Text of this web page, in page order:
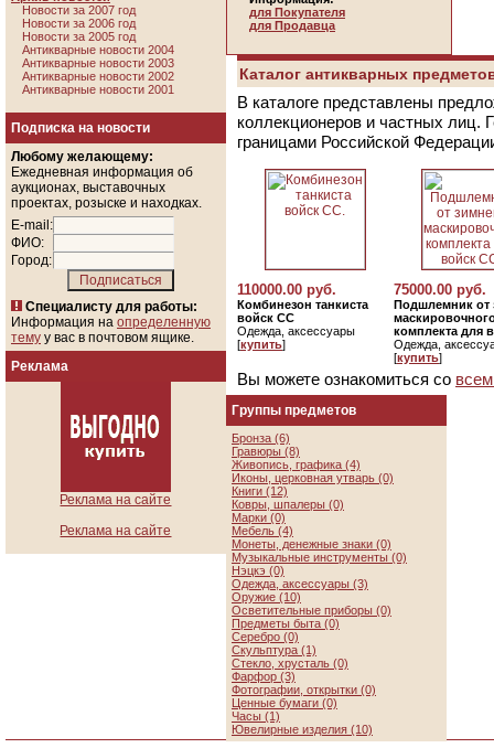
Новости за 2007 год
Новости за 2006 год
Новости за 2005 год
Антикварные новости 2004
Антикварные новости 2003
Антикварные новости 2002
Антикварные новости 2001
Подписка на новости
Любому желающему:
Ежедневная информация об
аукционах, выставочных
проектах, розыске и находках.
E-mail:
ФИО:
Город:
Специалисту для работы:
Информация на определенную
тему у вас в почтовом ящике.
Реклама
Реклама на сайте
Реклама на сайте
для Покупателя
для Продавца
Каталог антикварных
В каталоге представлены
коллекционеров и частных лиц.
границами Российской
110000.00 руб.
Комбинезон танкиста
войск СС
Одежда, аксессуары
[купить]
75000.00 руб.
Подшлемник от
комплекта для
Одежда,
[купить]
Вы можете ознакомиться со
Группы предметов
Бронза (6)
Гравюры (8)
Живопись, графика (4)
Иконы, церковная утварь (0)
Книги (12)
Ковры, шпалеры (0)
Марки (0)
Мебель (4)
Монеты, денежные знаки (0)
Музыкальные инструменты (0)
Нэцкэ (0)
Одежда, аксессуары (3)
Оружие (10)
Осветительные приборы (0)
Предметы быта (0)
Серебро (0)
Скульптура (1)
Стекло, хрусталь (0)
Фарфор (3)
Фотографии, открытки (0)
Ценные бумаги (0)
Часы (1)
Ювелирные изделия (10)